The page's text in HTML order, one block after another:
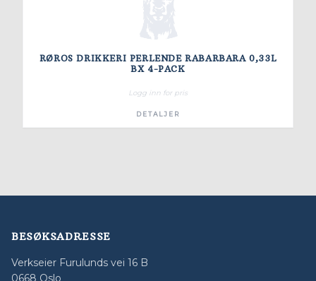
RØROS DRIKKERI PERLENDE RABARBARA 0,33L
BX 4-PACK
Logg inn for pris
DETALJER
BESØKSADRESSE
Verkseier Furulunds vei 16 B
0668 Oslo